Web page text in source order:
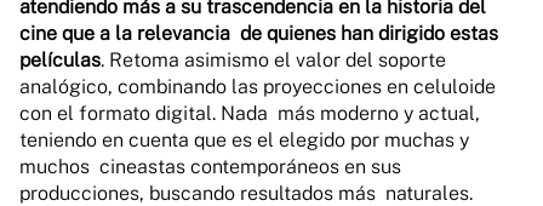
atendiendo más a su trascendencia en la historia del
cine que a la relevancia de quienes han dirigido estas
películas. Retoma asimismo el valor del soporte
analógico, combinando las proyecciones en celuloide
con el formato digital. Nada más moderno y actual,
teniendo en cuenta que es el elegido por muchas y
muchos cineastas contemporáneos en sus
producciones, buscando resultados más naturales.